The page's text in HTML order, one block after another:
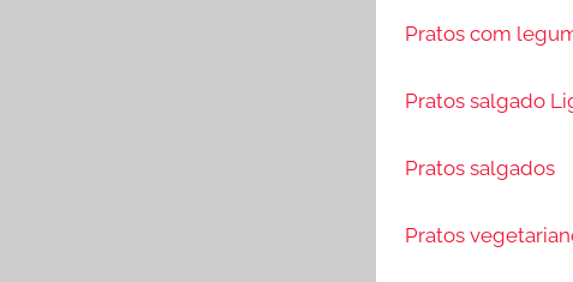
Pratos com
Pratos salgado
Pratos salgados
Pratos